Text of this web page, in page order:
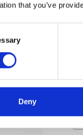
that you’ve
Deny